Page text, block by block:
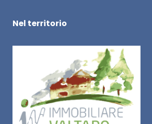
Nel territorio